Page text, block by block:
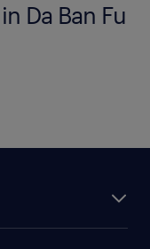
Da Ban Fu